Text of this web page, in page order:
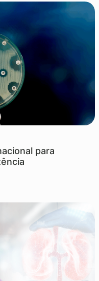
para